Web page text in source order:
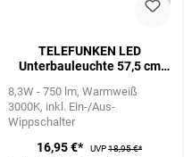
TELEFUNKEN LED
Unterbauleuchte 57,5 cm
8,3W - 750 lm Warmweiß
3000K inkl. Ein-/Aus-
Wippschalter
16,95 €* UVP18,95 €*